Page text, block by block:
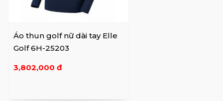
Áo thun golf nữ dài tay Elle
Golf 6H-25203
3,802,000 đ